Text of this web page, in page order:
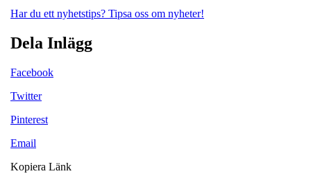
Har du ett nyhetstips? Tipsa oss om nyheter!
Dela Inlägg
Facebook
Twitter
Pinterest
Email
Kopiera Länk